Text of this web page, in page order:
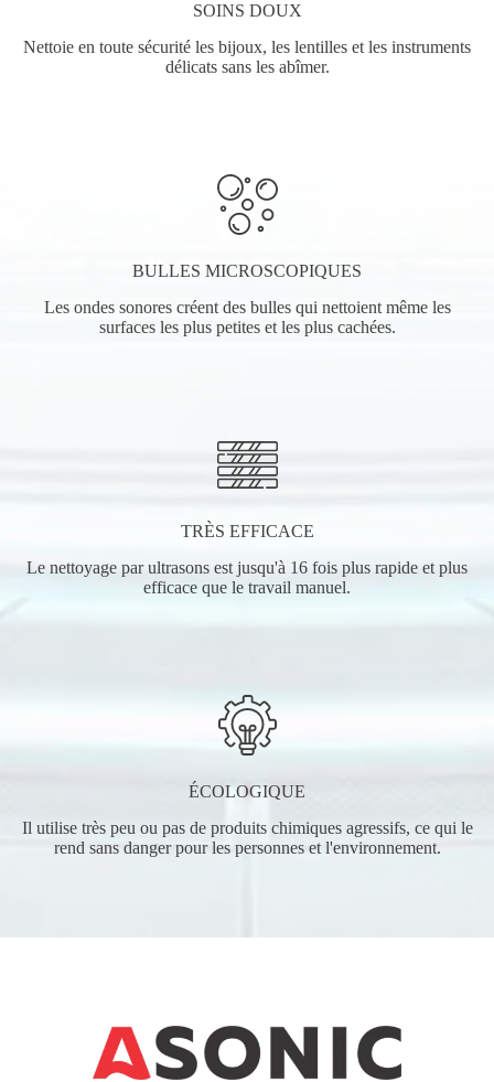
SOINS DOUX
Nettoie en toute sécurité les bijoux, les lentilles et les instruments
délicats sans les abîmer.
BULLES MICROSCOPIQUES
Les ondes sonores créent des bulles qui nettoient même les
surfaces les plus petites et les plus cachées.
TRÈS EFFICACE
Le nettoyage par ultrasons est jusqu'à 16 fois plus rapide et plus
efficace que le travail manuel.
ÉCOLOGIQUE
Il utilise très peu ou pas de produits chimiques agressifs, ce qui le
rend sans danger pour les personnes et l'environnement.